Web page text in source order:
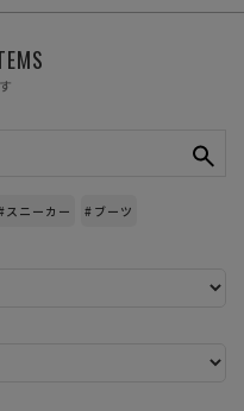
スニーカー #ブーツ